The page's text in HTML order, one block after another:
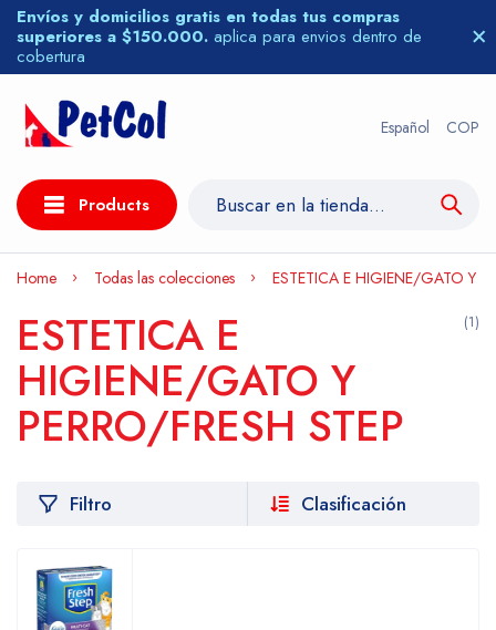
Envíos y domicilios gratis en todas tus compras
superiores a $150.000. aplica para envios dentro de
cobertura
Español COP
Products
Home Todas las colecciones ESTETICA E HIGIENE/GATO Y
ESTETICA E
HIGIENE/GATO Y
PERRO/FRESH STEP
(1)
Filtro Clasificación